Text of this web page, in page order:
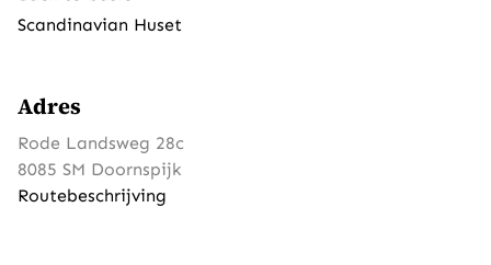
Scandinavian Huset
Adres
Rode Landsweg 28c
8085 SM Doornspijk
Routebeschrijving